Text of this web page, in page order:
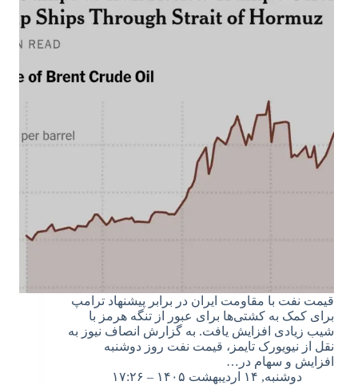
قیمت نفت با مقاومت ایران در برابر پیشنهاد ترامپ
برای کمک به کشتی‌ها برای عبور از تنگه هرمز با
شیب زیادی افزایش یافت. به گزارش انصاف نیوز به
نقل از نیویورک تایمز، قیمت نفت روز دوشنبه
افزایش و سهام در…
دوشنبه, ۱۴ اردیبهشت ۱۴۰۵ – ۱۷:۲۶